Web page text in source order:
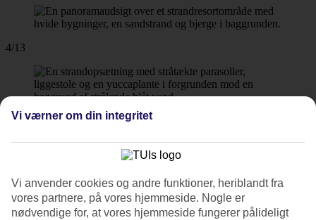
4/13
5/13
6/13
Vi værner om din integritet
Vi anvender cookies og andre funktioner, heriblandt fra
vores partnere, på vores hjemmeside. Nogle er
nødvendige for, at vores hjemmeside fungerer pålideligt